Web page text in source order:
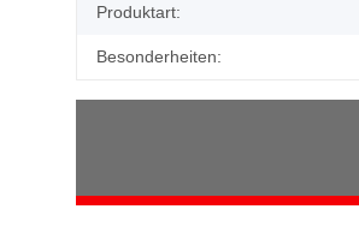
Produktart:
Besonderheiten: